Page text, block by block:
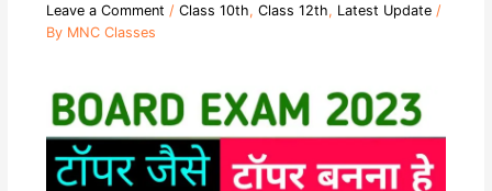
Leave a Comment / Class 10th, Class 12th, Latest Update/
By MNC Classes